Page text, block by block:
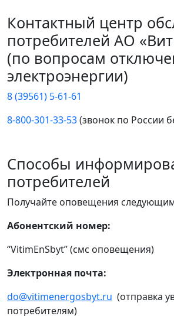
Контактный центр
потребителей АО
(по вопросам
электроэнергии)
8 (39561) 5-61-61
8-800-301-33-53(звонок по России
Способы
потребителей
Получайте оповещения
Абонентский номер:
“VitimEnSbyt” (смс оповещения)
Электронная почта:
do@vitimenergosbyt.ru (отправка
потребителям)